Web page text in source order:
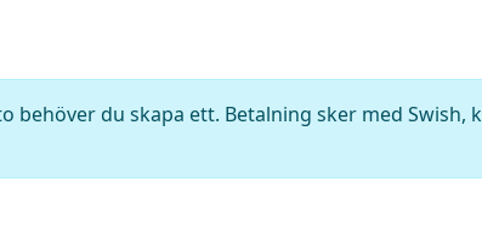
du skapa ett. Betalning sker med Swish,